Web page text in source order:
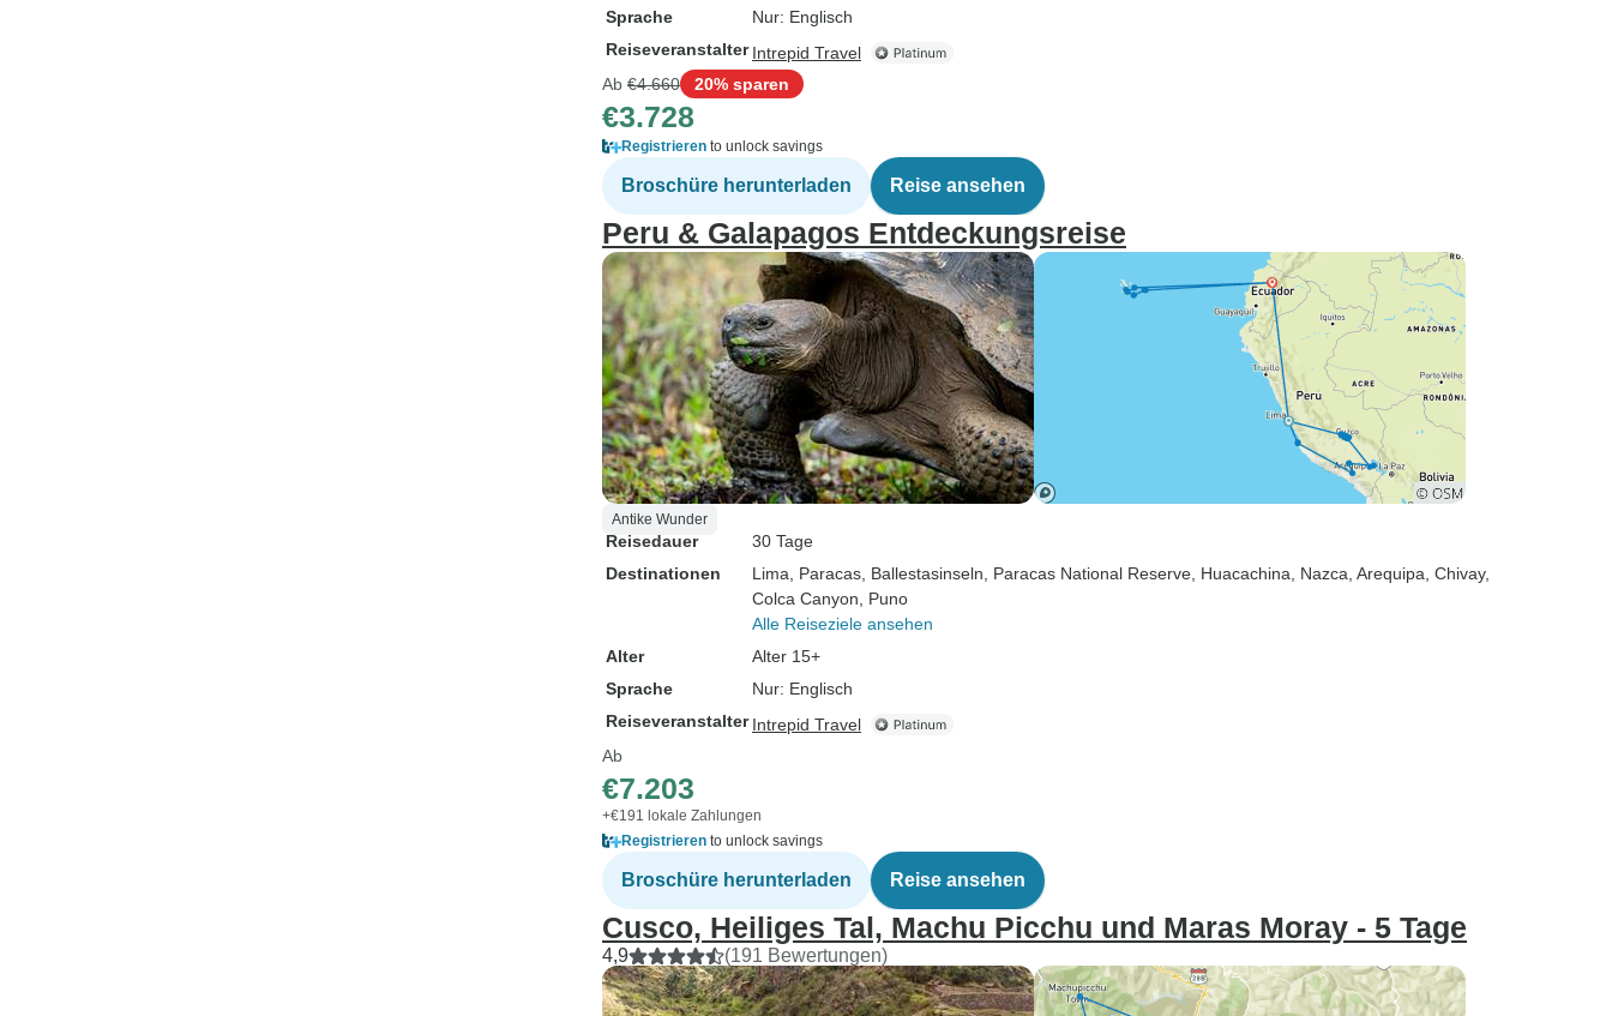
Sprache
Nur: Englisch
Reiseveranstalter Intrepid Travel
Ab €4.660 20% sparen
€3.728
Registrieren to unlock savings
Broschüre herunterladen Reise ansehen
Peru & Galapagos Entdeckungsreise
Antike Wunder
Reisedauer
30 Tage
Destinationen
Lima , Paracas , Ballestasinseln , Paracas National Reserve , Huacachina , Nazca , Arequipa , Chivay,
Colca Canyon , Puno
Alle Reiseziele ansehen
Alter
Alter 15+
Sprache
Nur: Englisch
Reiseveranstalter Intrepid Travel
Ab
€7.203
+€191 lokale Zahlungen
Registrieren to unlock savings
Broschüre herunterladen Reise ansehen
Cusco, Heiliges Tal, Machu Picchu und Maras Moray - 5 Tage
4,9 (191 Bewertungen)